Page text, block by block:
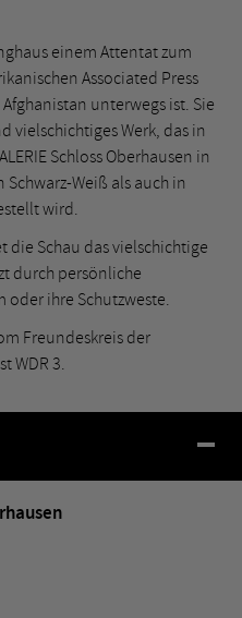
einem Attentat zum
Associated Press
unterwegs ist. Sie
vielschichtiges Werk, das in
Schloss Oberhausen in
Weiß als auch in
wird.
die Schau das vielschichtige
durch persönliche
oder ihre Schutzweste.
Freundeskreis der
WDR 3.